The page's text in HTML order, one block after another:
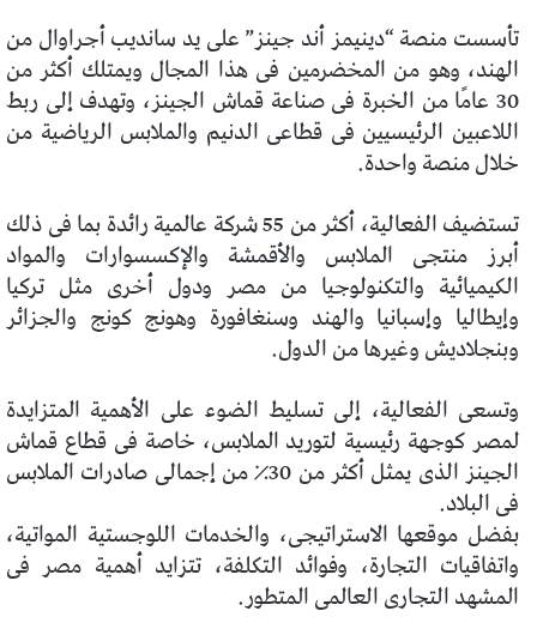
تأسست منصة “دينيمز أند جينز” على يد سانديب أجراوال من
الهند، وهو من المخضرمين فى هذا المجال ويمتلك أكثر من
30 عامًا من الخبرة فى صناعة قماش الجينز، وتهدف إلى ربط
اللاعبين الرئيسيين فى قطاعى الدنيم والملابس الرياضية من
خلال منصة واحدة.
تستضيف الفعالية، أكثر من 55 شركة عالمية رائدة بما فى ذلك
أبرز منتجى الملابس والأقمشة والإكسسوارات والمواد
الكيميائية والتكنولوجيا من مصر ودول أخرى مثل تركيا
وإيطاليا وإسبانيا والهند وسنغافورة وهونج كونج والجزائر
وبنجلاديش وغيرها من الدول.
وتسعى الفعالية، إلى تسليط الضوء على الأهمية المتزايدة
لمصر كوجهة رئيسية لتوريد الملابس، خاصة فى قطاع قماش
الجينز الذى يمثل أكثر من 30٪ من إجمالى صادرات الملابس
فى البلاد.
بفضل موقعها الاستراتيجى، والخدمات اللوجستية المواتية،
واتفاقيات التجارة، وفوائد التكلفة، تتزايد أهمية مصر فى
المشهد التجارى العالمى المتطور.